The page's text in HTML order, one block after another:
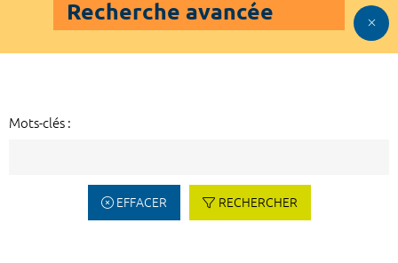
Recherche avancée
Mots-clés :
EFFACER RECHERCHER